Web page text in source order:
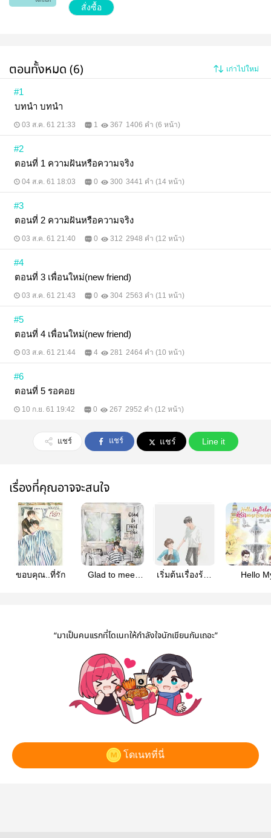
สั่งซื้อ
ตอนทั้งหมด (6) เก่าไปใหม่
#1
บทนำ บทนำ
03 ส.ค. 61 21:33 1 367 1406 คำ (6 หน้า)
#2
ตอนที่ 1 ความฝันหรือความจริง
04 ส.ค. 61 18:03 0 300 3441 คำ (14 หน้า)
#3
ตอนที่ 2 ความฝันหรือความจริง
03 ส.ค. 61 21:40 0 312 2948 คำ (12 หน้า)
#4
ตอนที่ 3 เพื่อนใหม่(new friend)
03 ส.ค. 61 21:43 0 304 2563 คำ (11 หน้า)
#5
ตอนที่ 4 เพื่อนใหม่(new friend)
03 ส.ค. 61 21:44 4 281 2464 คำ (10 หน้า)
#6
ตอนที่ 5 รอคอย
10 ก.ย. 61 19:42 0 267 2952 คำ (12 หน้า)
แชร์ แชร์ แชร์ Line it
เรื่องที่คุณอาจจะสนใจ
ขอบคุณ..ที่รัก
Glad to meet
เริ่มต้นเรื่องร้าย
Hello
“มาเป็นคนแรกที่โดเนทให้กำลังใจนักเขียนกันเถอะ”
โดเนทที่นี่